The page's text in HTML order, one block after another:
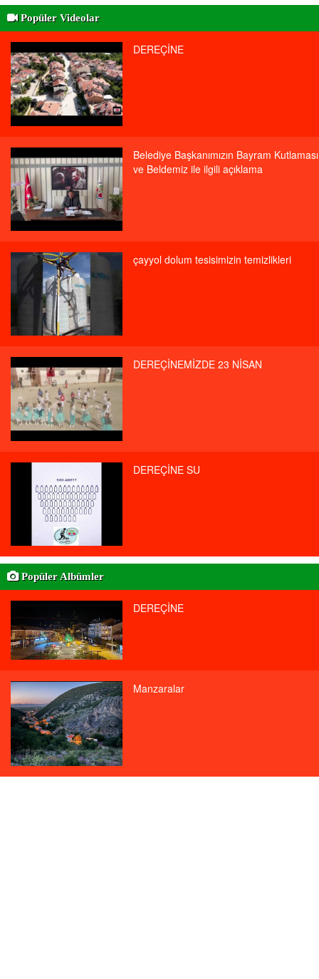
Popüler Videolar
DEREÇİNE
Belediye Başkanımızın Bayram Kutlaması
ve Beldemiz ile ilgili açıklama
çayyol dolum tesisimizin temizlikleri
DEREÇİNEMİZDE 23 NİSAN
DEREÇİNE SU
Popüler Albümler
DEREÇİNE
Manzaralar